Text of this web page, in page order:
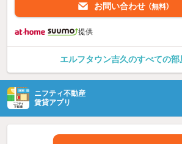
お問い合わせ （無料）
提供
エルフタウン吉久のすべての部
ニフティ不動産
賃貸アプリ